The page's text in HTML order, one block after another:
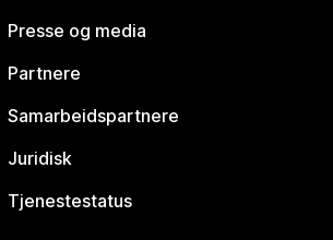
Presse og media
Partnere
Samarbeidspartnere
Juridisk
Tjenestestatus